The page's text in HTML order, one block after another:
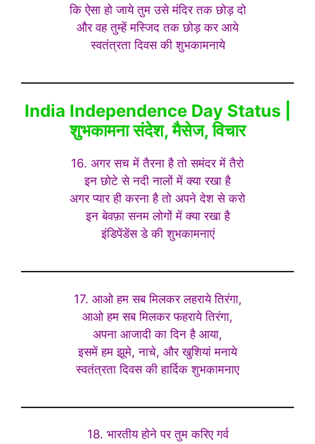
कि ऐसा हो जाये तुम उसे मंदिर तक छोड़ दो
और वह तुम्हें मस्जिद तक छोड़ कर आये
स्वतंत्रता दिवस की शुभकामनाये
India Independence Day Status |
शुभकामना संदेश, मैसेज, व‍िचार
16. अगर सच में तैरना है तो समंदर में तैरो
इन छोटे से नदी नालों में क्या रखा है
अगर प्यार ही करना है तो अपने देश से करो
इन बेवफ़ा सनम लोगों में क्या रखा है
इंडिपेंडेंस डे की शुभकामनाएं
17. आओ हम सब मिलकर लहराये तिरंगा,
आओ हम सब मिलकर फहराये तिरंगा,
अपना आजादी का दिन है आया,
इसमें हम झूमे, नाचे, और खुशियां मनाये
स्वतंत्रता दिवस की हार्दिक शुभकामनाए
18. भारतीय होने पर तुम करिए गर्व